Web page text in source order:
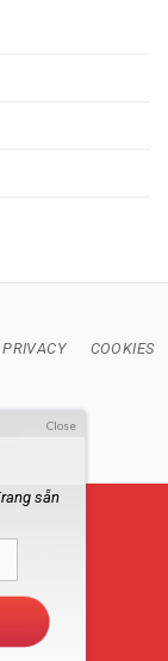
PRIVACY COOKIES
sẵn
Close